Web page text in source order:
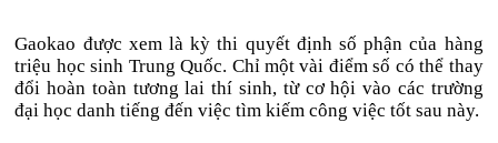
Gaokao được xem là kỳ thi quyết định số phận của hàng
triệu học sinh Trung Quốc. Chỉ một vài điểm số có thể thay
đổi hoàn toàn tương lai thí sinh, từ cơ hội vào các trường
đại học danh tiếng đến việc tìm kiếm công việc tốt sau này.